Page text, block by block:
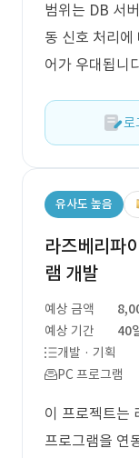
범위는 DB 서
동 신호 처리에
어가 우대됩니
로
유사도 높음
라즈베리파
램 개발
예상 금액
예상 기간
40
개발 · 기획
PC 프로그램
이 프로젝트는
프로그램을 연